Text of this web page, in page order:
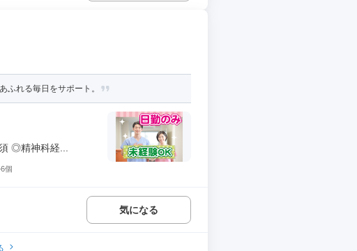
ふれる毎日をサポート。
◎精神科経...
個
気になる